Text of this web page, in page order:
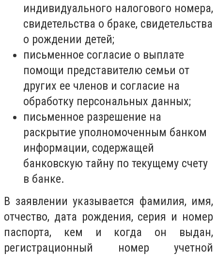
индивидуального налогового номера,
свидетельства о браке, свидетельства
о рождении детей;
письменное согласие о выплате
помощи представителю семьи от
других ее членов и согласие на
обработку персональных данных;
письменное разрешение на
раскрытие уполномоченным банком
информации, содержащей
банковскую тайну по текущему счету
в банке.
В заявлении указывается фамилия, имя,
отчество, дата рождения, серия и номер
паспорта, кем и когда он выдан,
регистрационный номер учетной